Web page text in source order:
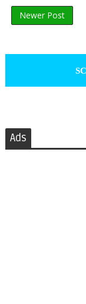
Newer Post
Ads